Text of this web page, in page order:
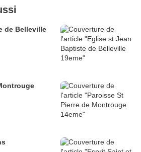
de Belleville